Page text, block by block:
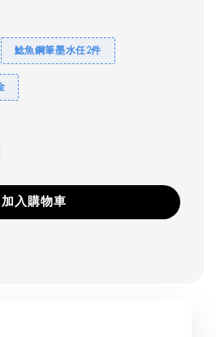
鯰魚鋼筆墨水任2件
加入購物車